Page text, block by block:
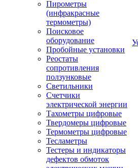
Пирометры
(инфракрасные
термометры)
Поисковое
оборудование
Пробойные установки
Реостаты
сопротивления
ползунковые
Светильники
Счетчики
электрической энергии
Тахометры цифровые
Твердомеры цифровые
Термометры цифровые
Тесламетры
Тестеры и индикаторы
дефектов обмоток